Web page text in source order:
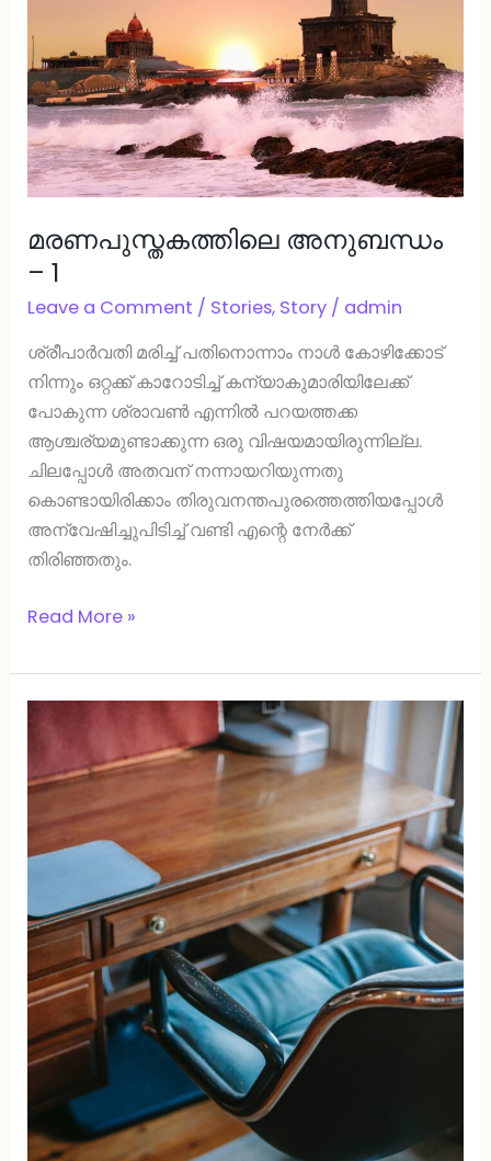
മരണപുസ്തകത്തിലെ അനുബന്ധം
– 1
Leave a Comment / Stories, Story / admin
ശ്രീപാർവതി മരിച്ച് പതിനൊന്നാം നാൾ കോഴിക്കോട്
നിന്നും ഒറ്റക്ക് കാറോടിച്ച് കന്യാകുമാരിയിലേക്ക്
പോകുന്ന ശ്രാവൺ എന്നിൽ പറയത്തക്ക
ആശ്ചര്യമുണ്ടാക്കുന്ന ഒരു വിഷയമായിരുന്നില്ല.
ചിലപ്പോൾ അതവന് നന്നായറിയുന്നതു
കൊണ്ടായിരിക്കാം തിരുവനന്തപുരത്തെത്തിയപ്പോൾ
അന്വേഷിച്ചുപിടിച്ച് വണ്ടി എന്റെ നേർക്ക്
തിരിഞ്ഞതും.
Read More »
തോ(താ)ണ്ടുന്നവർ.